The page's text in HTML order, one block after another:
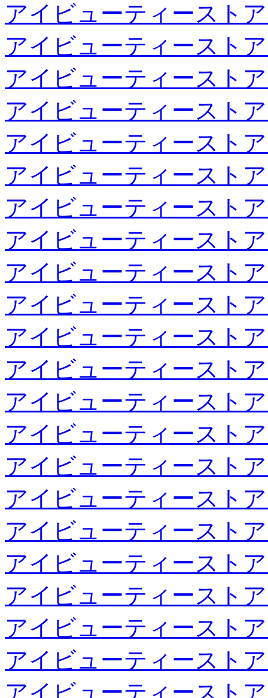
アイビューティースト
アイビューティースト
アイビューティースト
アイビューティースト
アイビューティースト
アイビューティースト
アイビューティースト
アイビューティースト
アイビューティースト
アイビューティースト
アイビューティースト
アイビューティースト
アイビューティースト
アイビューティースト
アイビューティースト
アイビューティースト
アイビューティースト
アイビューティースト
アイビューティースト
アイビューティースト
アイビューティースト
アイビューティースト